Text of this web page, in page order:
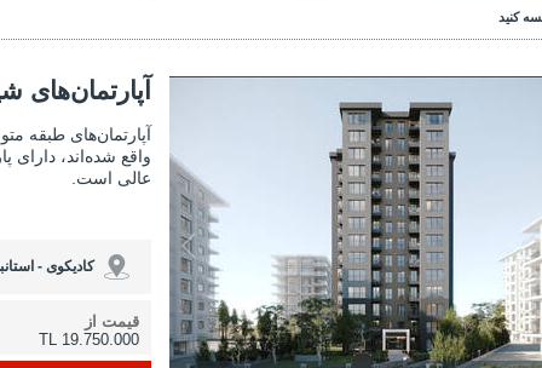
کنید
آپارتمان‌های شیک
واقع شده‌اند،
عالی است.
کادیکوی -
قیمت از
19.750.000 TL